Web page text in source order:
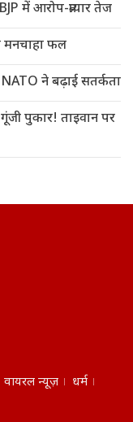
में आरोप-प्रत्यार तेज
मनचाहा फल
ने बढ़ाई सतर्कता
पुकार! ताइवान पर
वायरल न्यूज़
धर्म